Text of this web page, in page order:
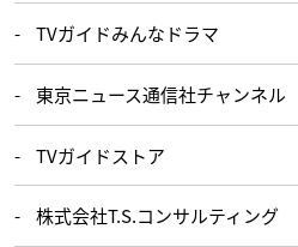
TVガイドみんなドラマ
東京ニュース通信社チャンネル
TVガイドストア
株式会社T.S.コンサルティング